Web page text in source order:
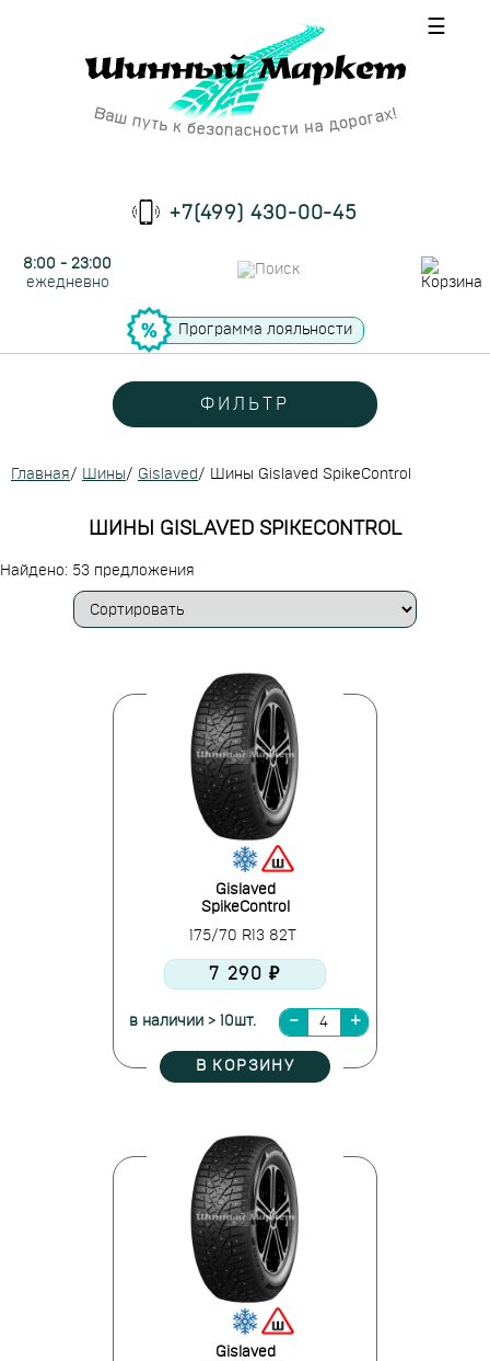
☰
+7(499) 430-00-45
8:00 - 23:00
ежедневно
Программа лояльности
ФИЛЬТР
Главная/ Шины/ Gislaved/ Шины Gislaved SpikeControl
ШИНЫ GISLAVED SPIKECONTROL
Найдено: 53 предложения
Gislaved
SpikeControl
175/70 R13 82T
7 290 ₽
в наличии > 10шт.
В КОРЗИНУ
Gislaved